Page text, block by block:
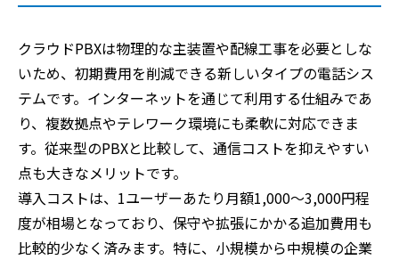
クラウドPBXは物理的な主装置や配線工事を必要としな
いため、初期費用を削減できる新しいタイプの電話シス
テムです。インターネットを通じて利用する仕組みであ
り、複数拠点やテレワーク環境にも柔軟に対応できま
す。従来型のPBXと比較して、通信コストを抑えやすい
点も大きなメリットです。
導入コストは、1ユーザーあたり月額1,000〜3,000円程
度が相場となっており、保守や拡張にかかる追加費用も
比較的少なく済みます。特に、小規模から中規模の企業